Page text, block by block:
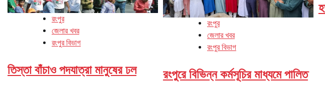
রংপুর
জেলার খবর
রংপুর বিভাগ
তিস্তা বাঁচাও পদযাত্রা মানুষের ঢল
রংপুর
জেলার খবর
রংপুর বিভাগ
রংপুরে বিভিন্ন কর্মসূচির মাধ্যমে পালিত